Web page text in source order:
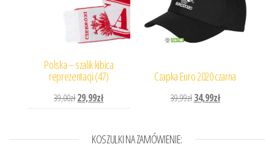
Polska – szalik kibica
reprezentacji (47)
39,00złPierwotna cena wynosiła: 39,00zł.
29,99złAktualna cena wynosi: 29,99zł.
Czapka Euro 2020 czarna
39,99zł Pierwotna cena wynosiła:
34,99złAktualna cena
KOSZULKI NA ZAMÓWIENIE: